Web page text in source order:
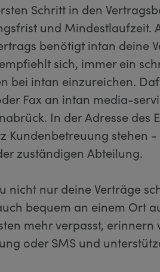
Schritt in den
und Mindestlaufzeit.
benötigt intan deine
sich, immer ein
bei intan einzureichen.
Fax an intan media-
In der Adresse des
Kundenbetreuung stehen
zuständigen Abteilung.
nicht nur deine Verträge
bequem an einem Ort
mehr verpasst,
oder SMS und